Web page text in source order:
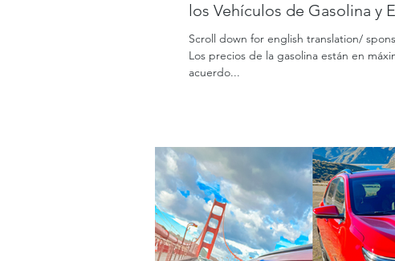
los Vehículos de Gasolina y
Scroll down for english translation/
Los precios de la gasolina están en
acuerdo...